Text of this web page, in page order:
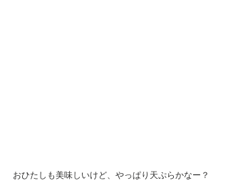
おひたしも美味しいけど、やっぱり天ぷらかなー？